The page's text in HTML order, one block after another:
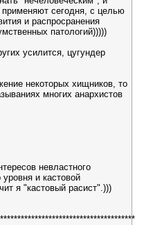
сегодня, с целью
и распросранения
патологий)))))
усилится, цугундер
некоторых хищников, то
многих анархистов
невластного
и кастовой
я "кастовый расист".)))